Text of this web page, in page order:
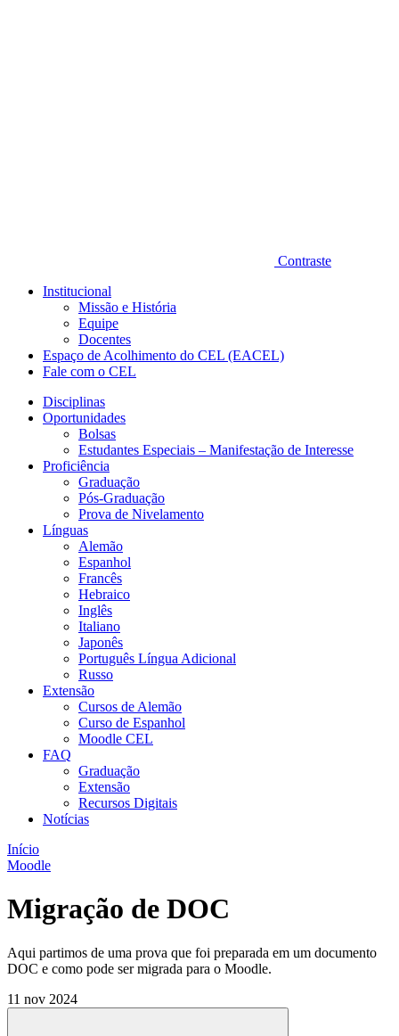
Contraste
Institucional
Missão e História
Equipe
Docentes
Espaço de Acolhimento do CEL (EACEL)
Fale com o CEL
Disciplinas
Oportunidades
Bolsas
Estudantes Especiais – Manifestação de Interesse
Proficiência
Graduação
Pós-Graduação
Prova de Nivelamento
Línguas
Alemão
Espanhol
Francês
Hebraico
Inglês
Italiano
Japonês
Português Língua Adicional
Russo
Extensão
Cursos de Alemão
Curso de Espanhol
Moodle CEL
FAQ
Graduação
Extensão
Recursos Digitais
Notícias
Início
Moodle
Migração de DOC
Aqui partimos de uma prova que foi preparada em um documento
DOC e como pode ser migrada para o Moodle.
11 nov 2024